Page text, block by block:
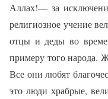
Аллах!— за
религиозное учение
отцы и деды во
примеру того народа.
Все они любят
это люди храбрые,